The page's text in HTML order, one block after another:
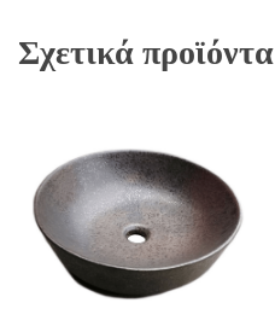
Σχετικά προϊόντα